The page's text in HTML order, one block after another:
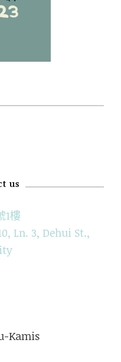
us
1樓
Ln. 3, Dehui St.,
Kamis